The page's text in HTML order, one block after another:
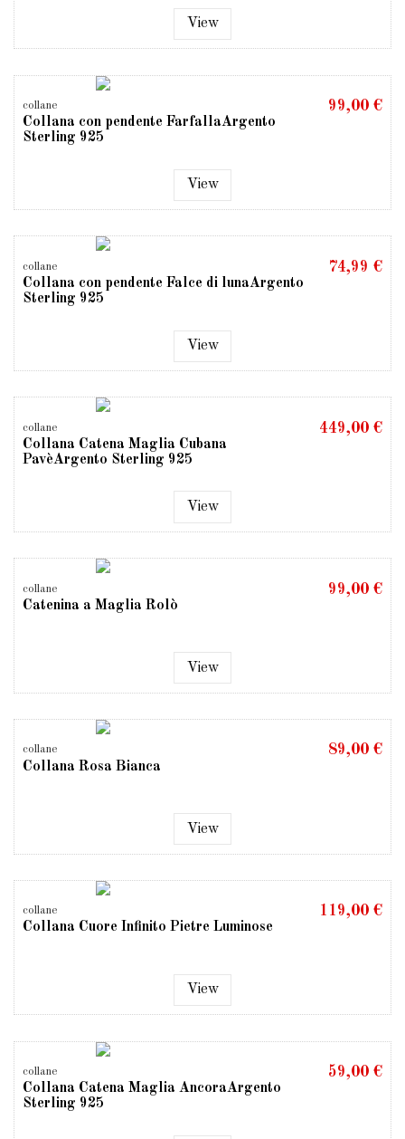
View
collane
Collana con pendente FarfallaArgento
Sterling 925
99,00 €
View
collane
Collana con pendente Falce di lunaArgento
Sterling 925
74,99 €
View
collane
Collana Catena Maglia Cubana
PavèArgento Sterling 925
449,00 €
View
collane
Catenina a Maglia Rolò
99,00 €
View
collane
Collana Rosa Bianca
89,00 €
View
collane
Collana Cuore Infinito Pietre Luminose
119,00 €
View
collane
Collana Catena Maglia AncoraArgento
Sterling 925
59,00 €